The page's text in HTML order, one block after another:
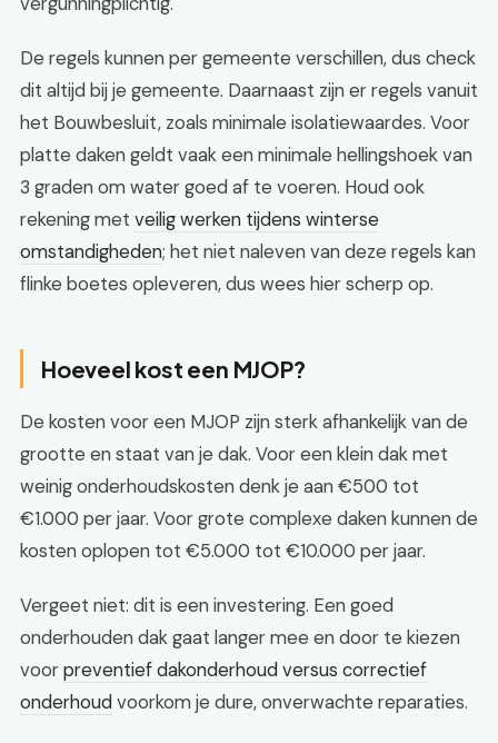
De regels kunnen per gemeente verschillen, dus check
dit altijd bij je gemeente. Daarnaast zijn er regels vanuit
het Bouwbesluit, zoals minimale isolatiewaardes. Voor
platte daken geldt vaak een minimale hellingshoek van
3 graden om water goed af te voeren. Houd ook
rekening met veilig werken tijdens winterse
omstandigheden; het niet naleven van deze regels kan
flinke boetes opleveren, dus wees hier scherp op.
Hoeveel kost een MJOP?
De kosten voor een MJOP zijn sterk afhankelijk van de
grootte en staat van je dak. Voor een klein dak met
weinig onderhoudskosten denk je aan €500 tot
€1.000 per jaar. Voor grote complexe daken kunnen de
kosten oplopen tot €5.000 tot €10.000 per jaar.
Vergeet niet: dit is een investering. Een goed
onderhouden dak gaat langer mee en door te kiezen
voorpreventief dakonderhoud versus correctief
onderhoudvoorkom je dure, onverwachte reparaties.